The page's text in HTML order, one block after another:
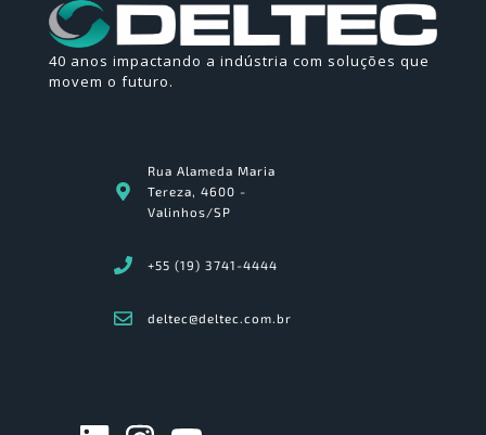
40 anos impactando a indústria com soluções que
movem o futuro.
Rua Alameda Maria
Tereza, 4600 -
Valinhos/SP
+55 (19) 3741-4444
deltec@deltec.com.br